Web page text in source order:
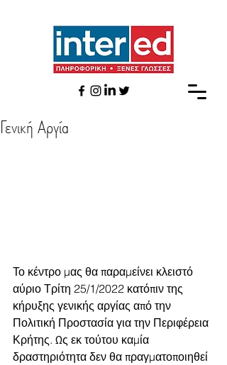
Γενική Αργία
Το κέντρο μας θα παραμείνει κλειστό
αύριο Τρίτη 25/1/2022 κατόπιν της
κήρυξης γενικής αργίας από την
Πολιτική Προστασία για την Περιφέρεια
Κρήτης. Ως εκ τούτου καμία
δραστηριότητα δεν θα πραγματοποιηθεί